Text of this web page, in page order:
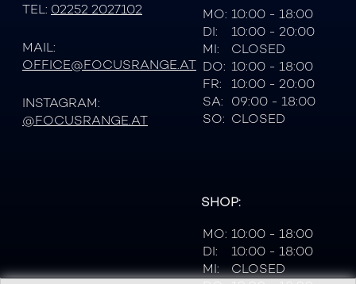
TEL: 02252 2027102
MAIL:
OFFICE@FOCUSRANGE.AT
INSTAGRAM:
@FOCUSRANGE.AT
MO: 10:00 - 18:00
DI:
10:00 - 20:00
MI:
CLOSED
DO: 10:00 - 18:00
FR:
10:00 - 20:00
SA: 09:00 - 18:00
SO: CLOSED
SHOP:
MO: 10:00 - 18:00
DI:
10:00 - 18:00
MI:
CLOSED